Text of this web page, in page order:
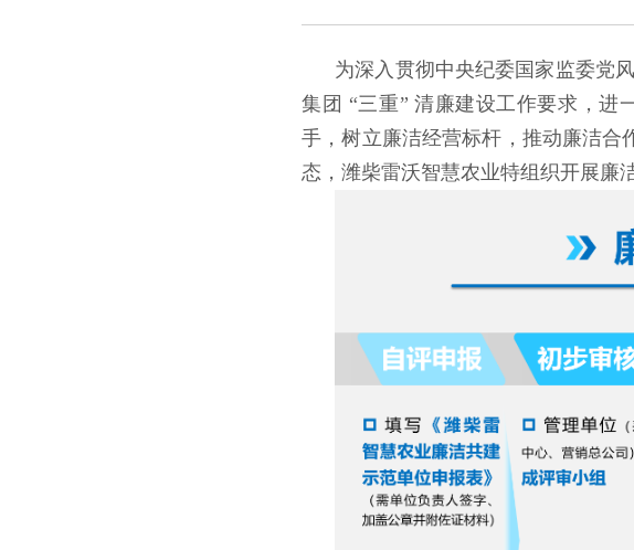
为深入贯彻中央纪委国家监委党
集团 “三重” 清廉建设工作要求，进
手，树立廉洁经营标杆，推动廉洁合
态，潍柴雷沃智慧农业特组织开展廉